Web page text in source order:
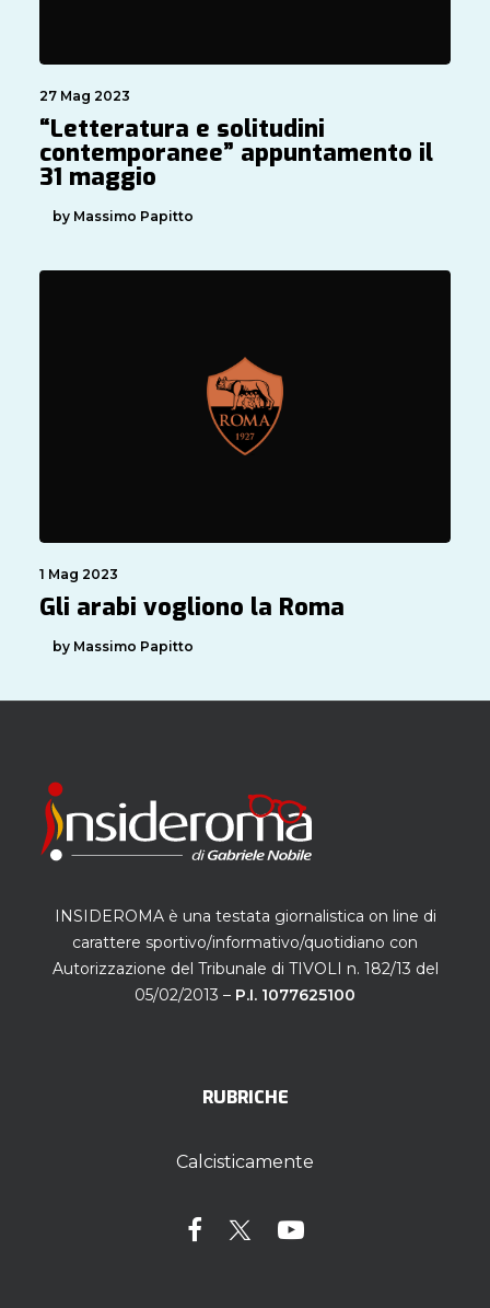
27 Mag 2023
“Letteratura e solitudini
contemporanee” appuntamento il
31 maggio
by Massimo Papitto
1 Mag 2023
Gli arabi vogliono la Roma
by Massimo Papitto
INSIDEROMA è una testata giornalistica on line di
carattere sportivo/informativo/quotidiano con
Autorizzazione del Tribunale di TIVOLI n. 182/13 del
05/02/2013 – P.I. 1077625100
RUBRICHE
Calcisticamente